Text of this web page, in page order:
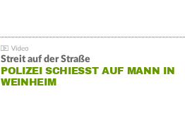
Streit auf der Straße
POLIZEI SCHIESST AUF MANN IN W
EINHEIM